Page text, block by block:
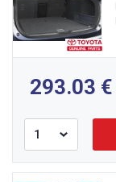
293.03